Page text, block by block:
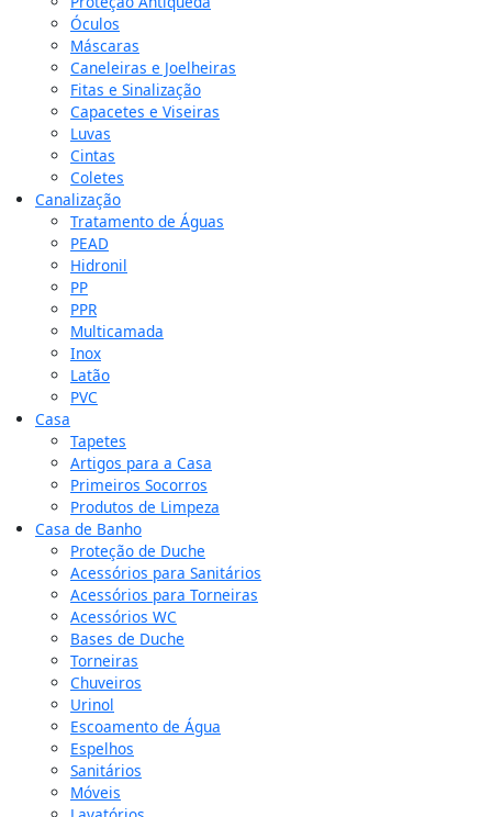
Óculos
Máscaras
Caneleiras e Joelheiras
Fitas e Sinalização
Capacetes e Viseiras
Luvas
Cintas
Coletes
Canalização
Tratamento de Águas
PEAD
Hidronil
PP
PPR
Multicamada
Inox
Latão
PVC
Casa
Tapetes
Artigos para a Casa
Primeiros Socorros
Produtos de Limpeza
Casa de Banho
Proteção de Duche
Acessórios para Sanitários
Acessórios para Torneiras
Acessórios WC
Bases de Duche
Torneiras
Chuveiros
Urinol
Escoamento de Água
Espelhos
Sanitários
Móveis